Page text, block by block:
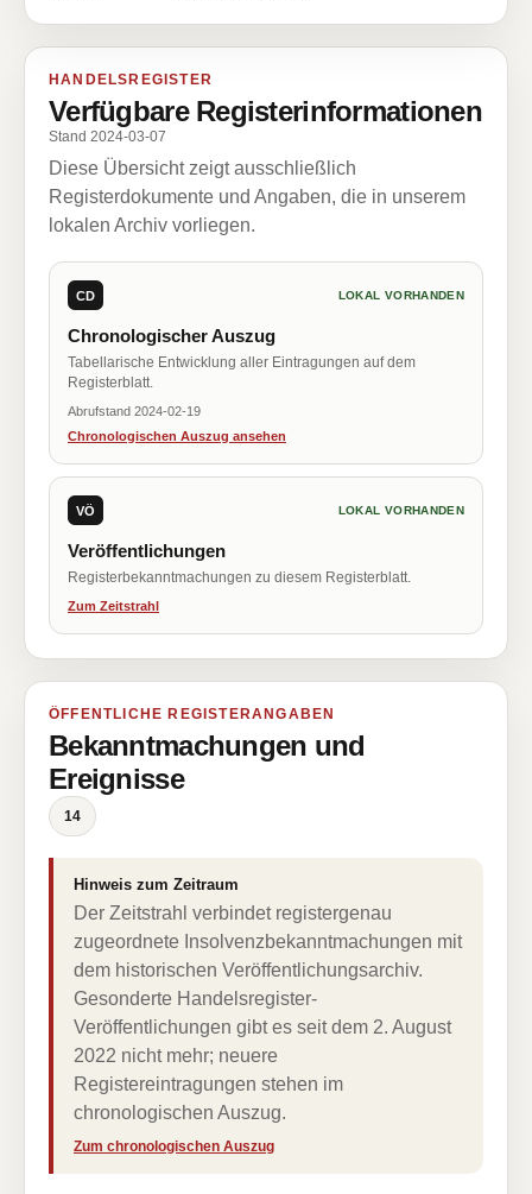
HANDELSREGISTER
Verfügbare Registerinformationen
Stand 2024-03-07
Diese Übersicht zeigt ausschließlich
Registerdokumente und Angaben, die in unserem
lokalen Archiv vorliegen.
CD LOKAL VORHANDEN
Chronologischer Auszug
Tabellarische Entwicklung aller Eintragungen auf dem
Registerblatt.
Abrufstand 2024-02-19
Chronologischen Auszug ansehen
VÖ LOKAL VORHANDEN
Veröffentlichungen
Registerbekanntmachungen zu diesem Registerblatt.
Zum Zeitstrahl
ÖFFENTLICHE REGISTERANGABEN
Bekanntmachungen und
Ereignisse
14
Hinweis zum Zeitraum
Der Zeitstrahl verbindet registergenau
zugeordnete Insolvenzbekanntmachungen mit
dem historischen Veröffentlichungsarchiv.
Gesonderte Handelsregister-
Veröffentlichungen gibt es seit dem 2. August
2022 nicht mehr; neuere
Registereintragungen stehen im
chronologischen Auszug.
Zum chronologischen Auszug